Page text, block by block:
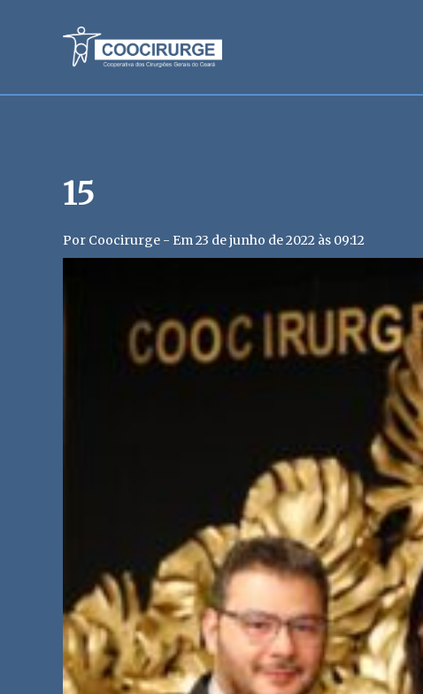
15
Por Coocirurge - Em 23 de junho de 2022 às 09:12